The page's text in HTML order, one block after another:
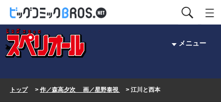
メニュー
トップ> 作／森高夕次 画／星野泰視 > 江川と西本